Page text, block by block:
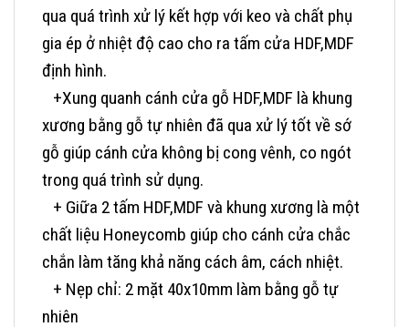
qua quá trình xử lý kết hợp với keo và chất phụ
gia ép ở nhiệt độ cao cho ra tấm cửa HDF,MDF
định hình.
+Xung quanh cánh cửa gỗ HDF,MDF là khung
xương bằng gỗ tự nhiên đã qua xử lý tốt về sớ
gỗ giúp cánh cửa không bị cong vênh, co ngót
trong quá trình sử dụng.
+ Giữa 2 tấm HDF,MDF và khung xương là một
chất liệu Honeycomb giúp cho cánh cửa chắc
chắn làm tăng khả năng cách âm, cách nhiệt.
+ Nẹp chỉ: 2 mặt 40x10mm làm bằng gỗ tự
nhiên